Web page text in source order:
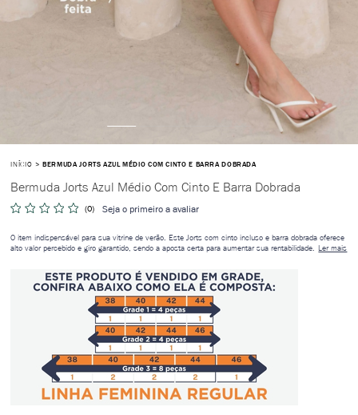
INÍCIO BERMUDA JORTS AZUL MÉDIO COM CINTO E BARRA DOBRADA
Bermuda Jorts Azul Médio Com Cinto E Barra Dobrada
(0) Seja o primeiro a avaliar
O item indispensável para sua vitrine de verão. Este Jorts com cinto incluso e barra dobrada oferece
alto valor percebido e giro garantido, sendo a aposta certa para aumentar sua rentabilidade.
Ler mais